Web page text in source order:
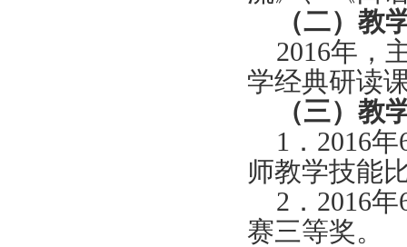
（二）教
2016年，
学经典研读
（三） 教
1 ． 2016年
师教学技能
2 ． 2016年
赛三等奖。